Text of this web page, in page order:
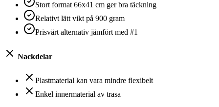
Stort format 66x41 cm ger bra täckning
Relativt lätt vikt på 900 gram
Prisvärt alternativ jämfört med #1
Nackdelar
Plastmaterial kan vara mindre flexibelt
Enkel innermaterial av trasa